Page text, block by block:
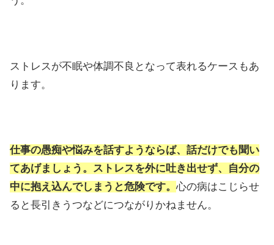
ストレスが不眠や体調不良となって表れるケースもあ
ります。
仕事の愚痴や悩みを話すようならば、話だけでも聞い
てあげましょう。 ストレスを外に吐き出せず、自分の
中に抱え込んでしまうと危険です。 心の病はこじらせ
ると長引きうつなどにつながりかねません。